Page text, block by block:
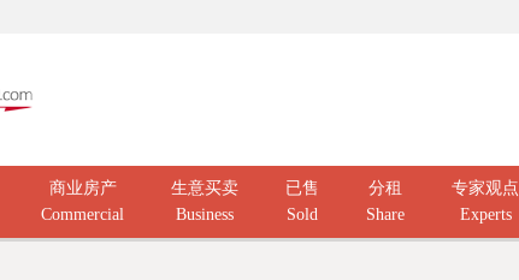
商业房产
Commercial
生意买卖
Business
已售
Sold
分租
Share
专家观点
Experts